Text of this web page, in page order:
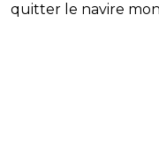
quitter le navire